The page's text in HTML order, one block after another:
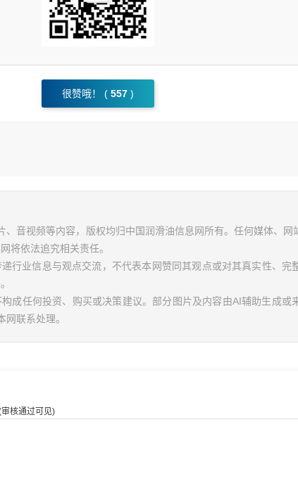
很赞哦！ ( 557 )
、音视频等内容，版权均归中国润滑油信息网所有。任何媒体、网
将依法追究相关责任。
行业信息与观点交流，不代表本网赞同其观点或对其真实性、完
成任何投资、购买或决策建议。部分图片及内容由AI辅助生成或
联系处理。
核通过可见)